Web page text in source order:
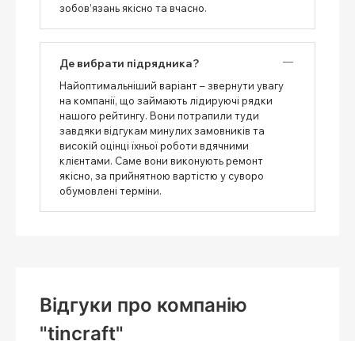
зобов’язань якісно та вчасно.
Де вибрати підрядника?
Найоптимальніший варіант – звернути увагу
на компанії, що займають лідируючі рядки
нашого рейтингу. Вони потрапили туди
завдяки відгукам минулих замовників та
високій оцінці їхньої роботи вдячними
клієнтами. Саме вони виконують ремонт
якісно, ​​за прийнятною вартістю у суворо
обумовлені терміни.
Відгуки про компанію
"tincraft"